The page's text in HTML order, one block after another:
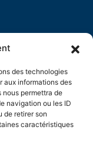
des technologies
aux informations des
permettra de
navigation ou les ID
de retirer son
caractéristiques